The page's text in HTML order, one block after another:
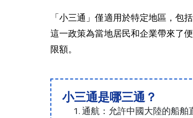
「小三通」僅適用於特定地區，包
這一政策為當地居民和企業帶來了
限額。
小三通是哪三通？
通航：允許中國大陸的船舶